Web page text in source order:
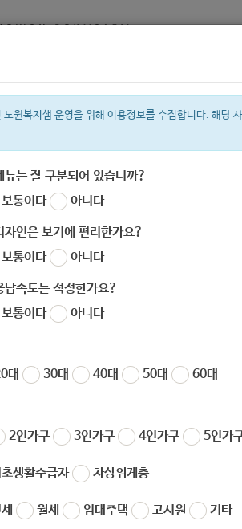
복지서비스 신청 복지
용시설 ìº 성민복지관
원복지샘 운영을 위해 이용정보를 수집합니다. 해당
뉴는 잘 구분되어 있습니까?
통이다 아니다
자인은 보기에 편리한가요?
통이다 아니다
답속도는 적정한가요?
통이다 아니다
대 30대 40대 50대
60대
2인가구 3인가구 4인가구 5인가
생활수급자 차상위계층
월세 임대주택 고시원 기타